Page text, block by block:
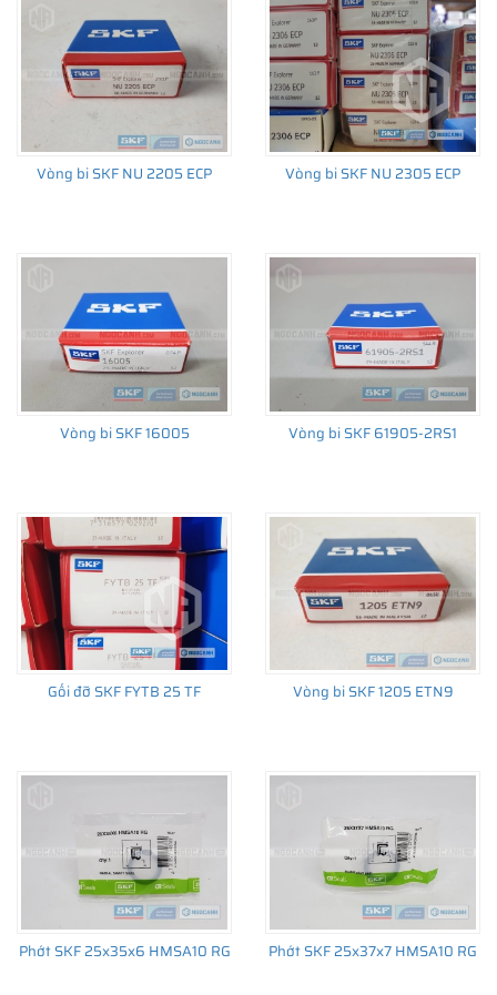
Vòng bi SKF NU 2205 ECP Vòng bi SKF NU 2305 ECP
Vòng bi SKF 16005 Vòng bi SKF 61905-2RS1
Gối đỡ SKF FYTB 25 TF Vòng bi SKF 1205 ETN9
Phớt SKF 25x35x6 HMSA10 RG Phớt SKF 25x37x7 HMSA10 RG